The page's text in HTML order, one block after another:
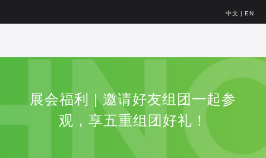
中文 | EN
展会福利 | 邀请好友组团一起参
观，享五重组团好礼！